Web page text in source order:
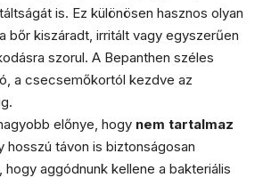
is. Ez különösen hasznos olyan
bőr kiszáradt, irritált vagy egyszerűen
szorul. A Bepanthen széles
a csecsemőkortól kezdve az
előnye, hogy nem tartalmaz
hosszú távon is biztonságosan
hogy aggódnunk kellene a bakteriális